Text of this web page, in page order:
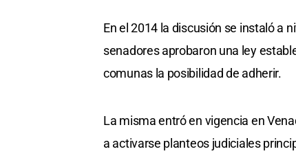
En el 2014 la discusión se instaló a
senadores aprobaron una ley
comunas la posibilidad de adherir.
La misma entró en vigencia en
a activarse planteos judiciales